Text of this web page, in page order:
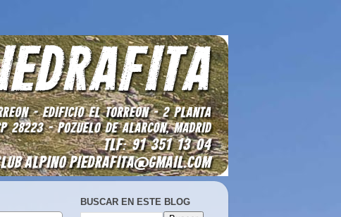
BUSCAR EN ESTE BLOG